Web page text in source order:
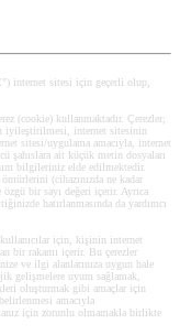
") internet sitesi için geçerli olup,
(cookie) kullanmaktadır. Çerezler;
iyileştirilmesi, internet sitesinin
sitesi/uygulama amacıyla, internet
şahıslara ait küçük metin dosyaları
bilgileriniz elde edilmektedir.
(cihazınızda ne kadar
bir sayı değeri içerir. Ayrıca
hatırlanmasında da yardımcı
için, kişinin internet
bir rakamı içerir. Bu çerezler
ve ilgi alanlarınıza uygun hale
gelişmelere uyum sağlamak,
oluşturmak gibi amaçlar için
amacıyla
için zorunlu olmamakla birlikte